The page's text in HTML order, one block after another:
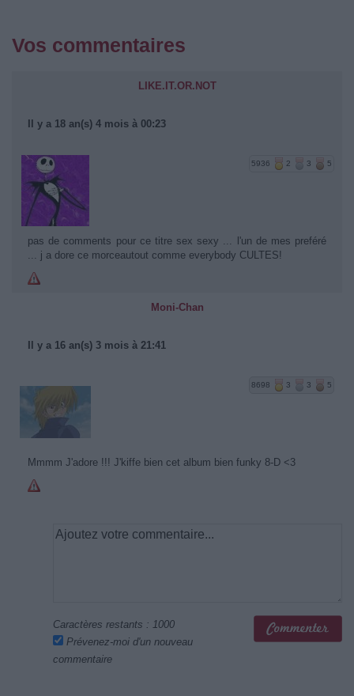
Vos commentaires
LIKE.IT.OR.NOT
Il y a 18 an(s) 4 mois à 00:23
5936 2 3 5
pas de comments pour ce titre sex sexy ... l'un de mes preféré
... j a dore ce morceautout comme everybody CULTES!
Moni-Chan
Il y a 16 an(s) 3 mois à 21:41
8698 3 3 5
Mmmm J'adore !!! J'kiffe bien cet album bien funky 8-D <3
Caractères restants : 1000
Prévenez-moi d'un nouveau
commentaire